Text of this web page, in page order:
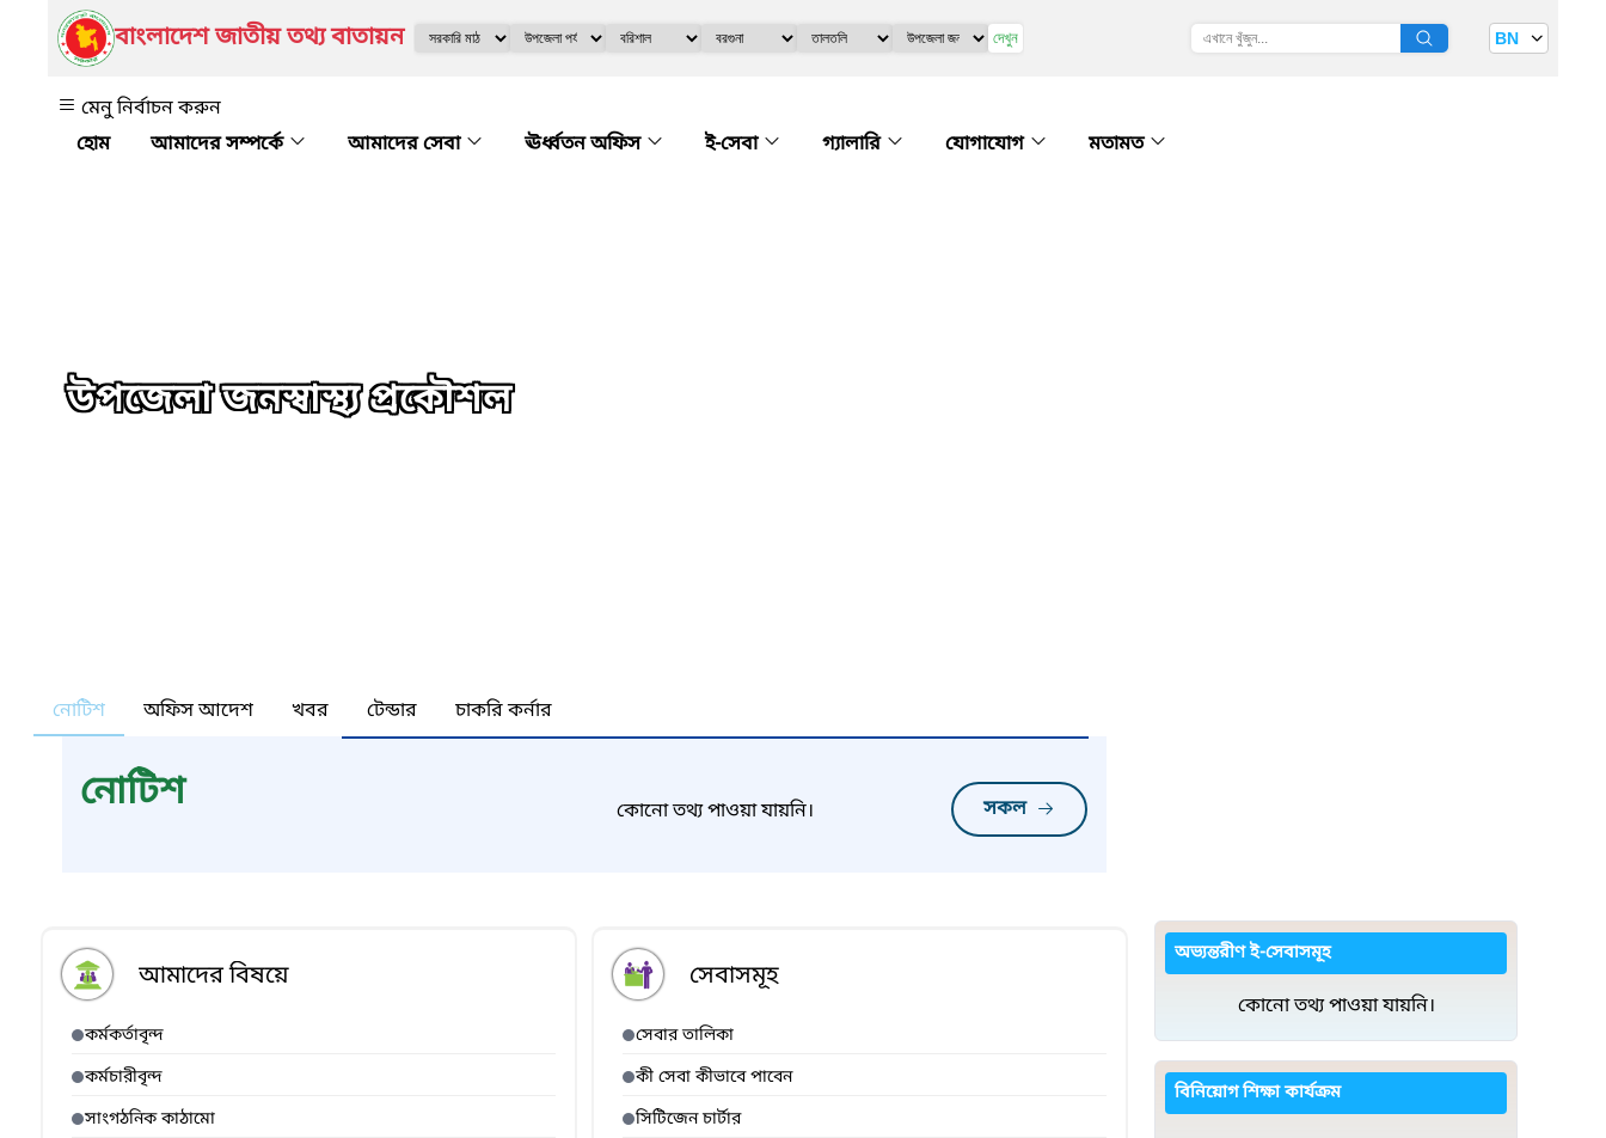
বাংলাদেশ জাতীয় তথ্য বাতায়ন দেখুন BN
মেনু নির্বাচন করুন
আমাদের সম্পর্কে
আমাদের সেবা ঊর্ধ্বতন অফিস ই-সেবা গ্যালারি যোগাযোগ মতামত
উপজেলা জনস্বাস্থ্য প্রকৌশল
নোটিশ অফিস আদেশ খবর টেন্ডার চাকরি কর্নার
নোটিশ সকল
কোনো তথ্য পাওয়া যায়নি।
আমাদের বিষয়ে
কর্মকর্তাবৃন্দ
কর্মচারীবৃন্দ
সাংগঠনিক কাঠামো
সেবাসমূহ
সেবার তালিকা
কী সেবা কীভাবে পাবেন
সিটিজেন চার্টার
অভ্যন্তরীণ ই-সেবাসমূহ
কোনো তথ্য পাওয়া যায়নি।
বিনিয়োগ শিক্ষা কার্যক্রম